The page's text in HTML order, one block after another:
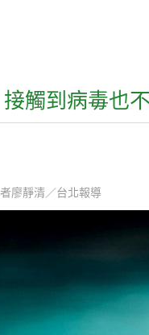
觸到病毒也
廖靜清／台北報導